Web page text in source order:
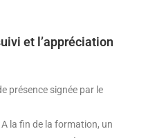
et l’appréciation
présence signée par le
la fin de la formation, un